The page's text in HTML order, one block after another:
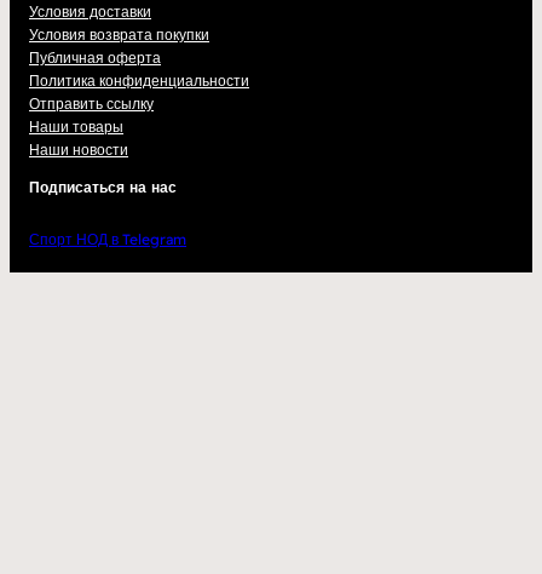
Условия доставки
Условия возврата покупки
Публичная оферта
Политика конфиденциальности
Отправить ссылку
Наши товары
Наши новости
Подписаться на нас
Спорт НОД в Telegram